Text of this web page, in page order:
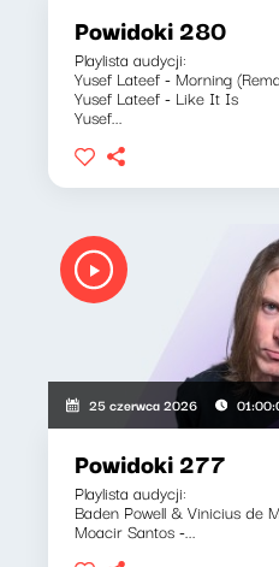
Powidoki 280
Playlista audycji:
Yusef Lateef - Morning
Yusef Lateef - Like It Is
Yusef...
25 czerwca 2026
Powidoki 277
Playlista audycji:
Baden Powell & Vinicius de
Moacir Santos -...